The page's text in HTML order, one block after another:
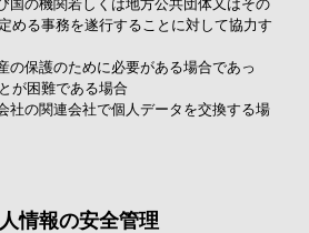
国の機関若しくは地方公共団体又はその
める事務を遂行することに対して協力す
の保護のために必要がある場合であっ
が困難である場合
社の関連会社で個人データを交換する場
情報の安全管理